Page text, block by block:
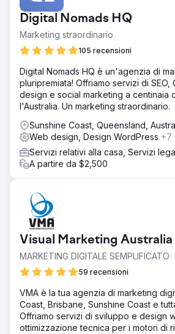
Digital Nomads HQ
Marketing straordinario
105 recensioni
Digital Nomads HQ è un'agenzia di
pluripremiata! Offriamo servizi di SEO,
design e social marketing a centinaia
l'Australia. Un marketing straordinario.
Sunshine Coast, Queensland,
Web design, Design WordPress +7
Servizi relativi alla casa, Servizi
A partire da $2,500
Visual Marketing Australia
MARKETING DIGITALE SEMPLIFICATO
59 recensioni
VMA è la tua agenzia di marketing
Coast, Brisbane, Sunshine Coast e
Offriamo servizi di sviluppo e design
ottimizzazione tecnica per i motori di